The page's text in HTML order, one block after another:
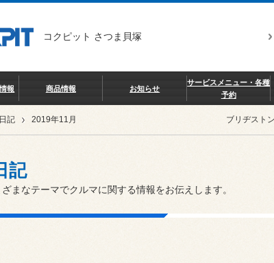
コクピット さつま貝塚
報 商品情報 お知らせ
サービスメニュー・各種
予約
記 2019年11月 ブリヂスト
記
まなテーマでクルマに関する情報をお伝えします。